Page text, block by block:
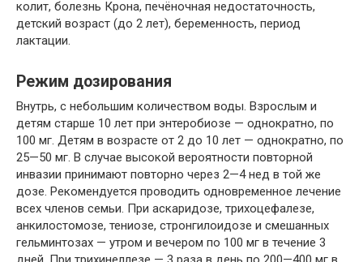
колит, болезнь Крона, печёночная недостаточность,
детский возраст (до 2 лет), беременность, период
лактации.
Режим дозирования
Внутрь, с небольшим количеством воды. Взрослым и
детям старше 10 лет при энтеробиозе — однократно, по
100 мг. Детям в возрасте от 2 до 10 лет — однократно, по
25—50 мг. В случае высокой вероятности повторной
инвазии принимают повторно через 2—4 нед в той же
дозе. Рекомендуется проводить одновременное лечение
всех членов семьи. При аскаридозе, трихоцефалезе,
анкилостомозе, тениозе, стронгилоидозе и смешанных
гельминтозах — утром и вечером по 100 мг в течение 3